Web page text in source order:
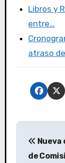
Libros y
entre…
atraso
Nueva
de